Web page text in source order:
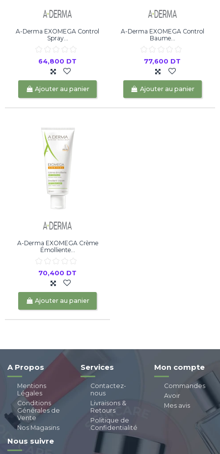
A-Derma EXOMEGA Control
Spray...
64,800 DT
Ajouter au panier
A-Derma EXOMEGA Control
Baume...
77,600 DT
Ajouter au panier
A-Derma EXOMEGA Crème
Émolliente...
70,400 DT
Ajouter au panier
A Propos
Mentions
Légales
Conditions
Générales de
Vente
Nos Magasins
Services
Contactez-
nous
Livraisons &
Retours
Politique de
Confidentialité
Mon compte
Commandes
Avoir
Mes avis
Nous suivre